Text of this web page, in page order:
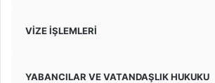
VİZE İŞLEMLERİ
YABANCILAR VE VATANDAŞLIK HUKUKU